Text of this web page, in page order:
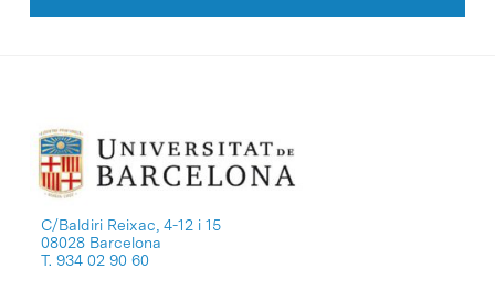
C/Baldiri Reixac, 4-12 i 15
08028 Barcelona
T. 934 02 90 60